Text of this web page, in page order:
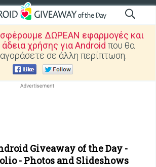
ΔΩΡΕΑΝ εφαρμογές και
άδεια χρήσης για Android που θα
σε άλλη περίπτωση.
Giveaway of the Day -
- Photos and Slideshows